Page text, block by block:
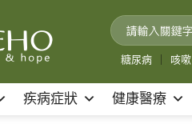
糖尿病 咳嗽
疾病症狀 健康醫療